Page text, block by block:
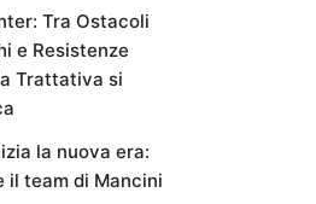
Tra Ostacoli
e Resistenze
Trattativa si
la nuova era:
il team di Mancini